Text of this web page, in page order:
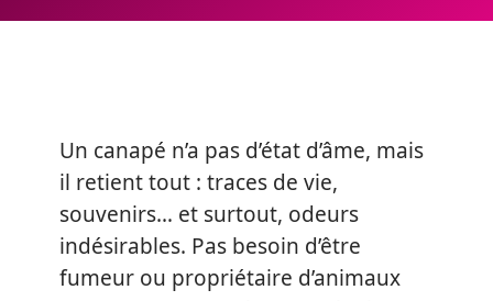
Un canapé n’a pas d’état d’âme, mais
il retient tout : traces de vie,
souvenirs… et surtout, odeurs
indésirables. Pas besoin d’être
fumeur ou propriétaire d’animaux